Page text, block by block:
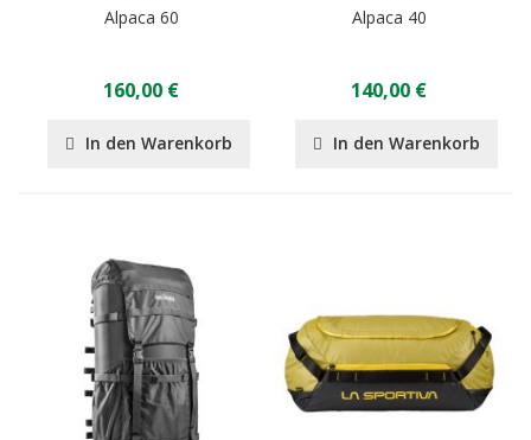
Alpaca 60
160,00 €
In den Warenkorb
Alpaca 40
140,00 €
In den Warenkorb